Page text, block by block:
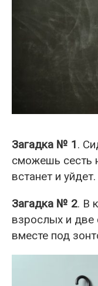
Загадка № 1.
сможешь сесть
встанет и
Загадка № 2. В
взрослых и две
вместе под